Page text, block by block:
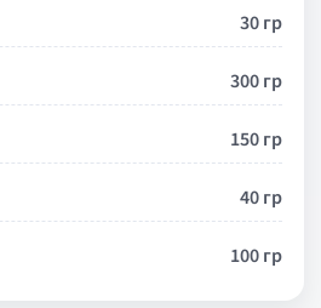
30 гр
300 гр
150 гр
40 гр
100 гр